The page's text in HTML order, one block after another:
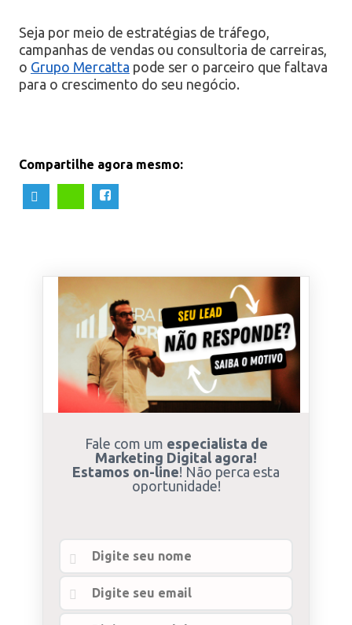
Seja por meio de estratégias de tráfego,
campanhas de vendas ou consultoria de carreiras,
o Grupo Mercatta pode ser o parceiro que faltava
para o crescimento do seu negócio.
Compartilhe agora mesmo:
Fale com um especialista de
Marketing Digital agora!
Estamos on-line! Não perca esta
oportunidade!